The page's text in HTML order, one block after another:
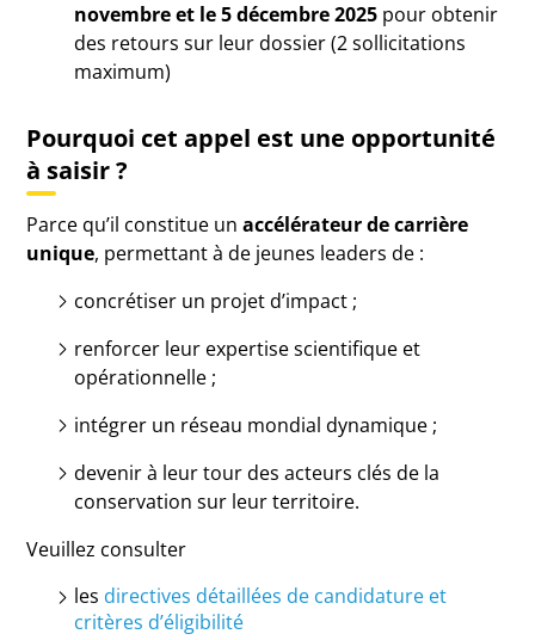
novembre et le 5 décembre 2025 pour obtenir
des retours sur leur dossier (2 sollicitations
maximum)
Pourquoi cet appel est une opportunité
à saisir ?
Parce qu’il constitue unaccélérateur de carrière
unique, permettant à de jeunes leaders de :
concrétiser un projet d’impact ;
renforcer leur expertise scientifique et
opérationnelle ;
intégrer un réseau mondial dynamique ;
devenir à leur tour des acteurs clés de la
conservation sur leur territoire.
Veuillez consulter
les directives détaillées de candidature et
critères d’éligibilité